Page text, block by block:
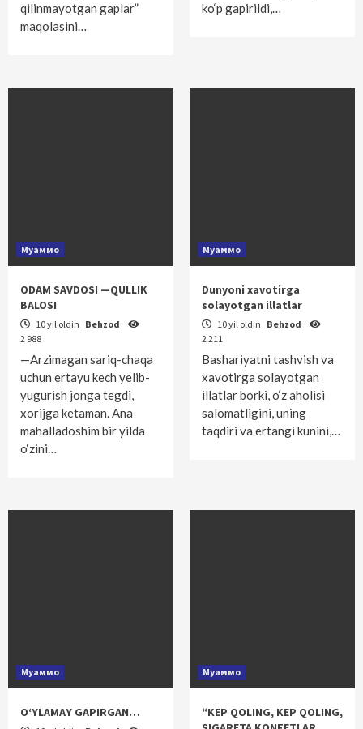
qilinmayotgan gaplar”
maqolasini…
ko‘p gapirildi,…
Муаммо
ODAM SAVDOSI —QULLIK
BALOSI
10 yil oldin Behzod
2 988
—Arzimagan sariq-chaqa
uchun ertayu kech yelib-
yugurish jonga tegdi,
xorijga ketaman. Ana
mahalladoshim bir yilda
o‘zini…
Муаммо
Dunyoni xavotirga
solayotgan illatlar
10 yil oldin Behzod
2 211
Bashariyatni tashvish va
xavotirga solayotgan
illatlar borki, o‘z aholisi
salomatligini, uning
taqdiri va ertangi kunini,…
Муаммо
O‘YLAMAY GAPIRGAN…
Муаммо
“KEP QOLING, KEP QOLING,